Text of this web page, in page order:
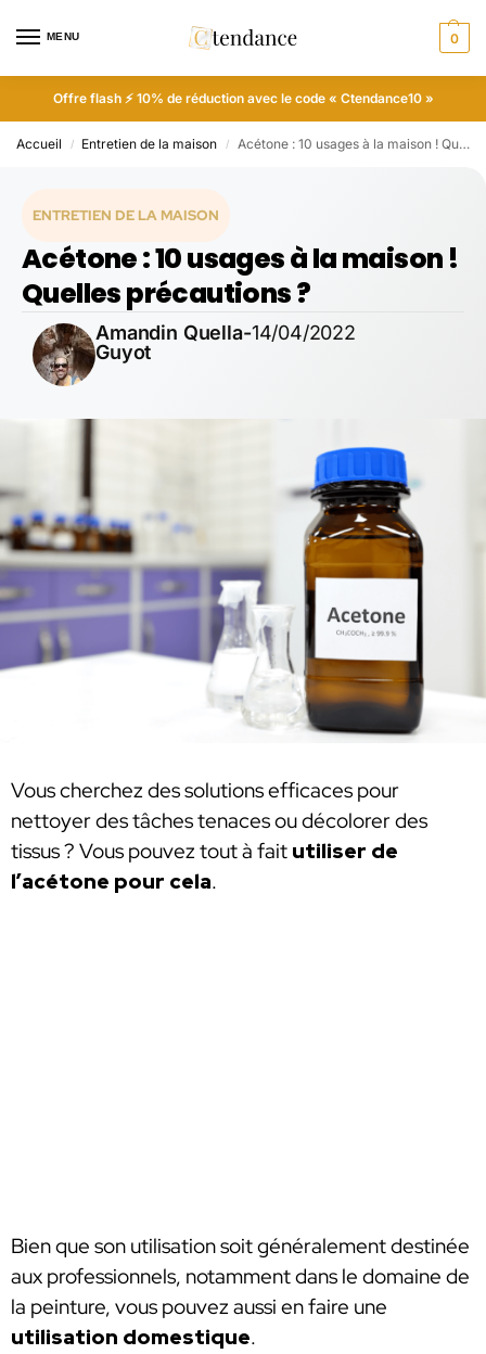
MENU 0
Offre flash ⚡ 10% de réduction avec le code « Ctendance10 »
Accueil / Entretien de la maison / Acétone : 10 usages à la maison ! Quelles précautions ?
ENTRETIEN DE LA MAISON
Acétone : 10 usages à la maison !
Quelles précautions ?
Amandin Quella-
Guyot
14/04/2022
Vous cherchez des solutions efficaces pour
nettoyer des tâches tenaces ou décolorer des
tissus ? Vous pouvez tout à fait utiliser de
l’acétone pour cela.
Bien que son utilisation soit généralement destinée
aux professionnels, notamment dans le domaine de
la peinture, vous pouvez aussi en faire une
utilisation domestique.